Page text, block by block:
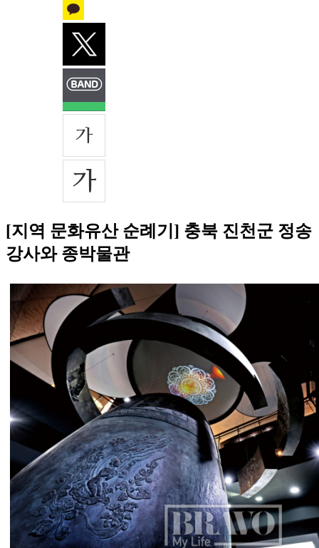
[지역 문화유산 순례기] 충북 진천군 정송
강사와 종박물관